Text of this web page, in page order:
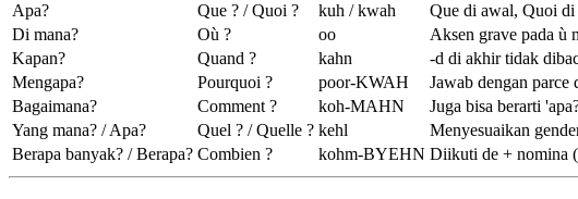
Apa?
Que ? / Quoi ? kuh / kwah
Que di awal, Quoi di
Di mana?
Où ? oo
Aksen grave pada ù
Kapan?
Quand ? kahn
-d di akhir tidak
Mengapa?
Pourquoi ? poor-KWAH
Jawab dengan parce
Bagaimana?
Comment ? koh-MAHN
Juga bisa berarti
Yang mana? / Apa?
Quel ? / Quelle ? kehl
Menyesuaikan
Berapa banyak? / Berapa? Combien ? kohm-BYEHN Diikuti de + nomina